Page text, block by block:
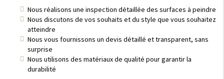
Nous réalisons une inspection détaillée des surfaces à peindre
Nous discutons de vos souhaits et du style que vous souhaitez
atteindre
Nous vous fournissons un devis détaillé et transparent, sans
surprise
Nous utilisons des matériaux de qualité pour garantir la
durabilité